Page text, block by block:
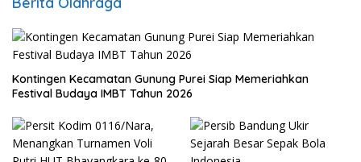
Kontingen Kecamatan Gunung Purei Siap Memeriahkan
Festival Budaya IMBT Tahun 2026